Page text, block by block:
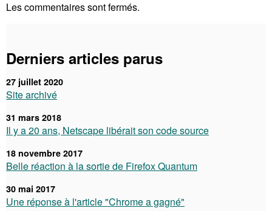
Les commentaires sont fermés.
Derniers articles parus
27 juillet 2020
Site archivé
31 mars 2018
Il y a 20 ans, Netscape libérait son code source
18 novembre 2017
Belle réaction à la sortie de Firefox Quantum
30 mai 2017
Une réponse à l'article "Chrome a gagné"